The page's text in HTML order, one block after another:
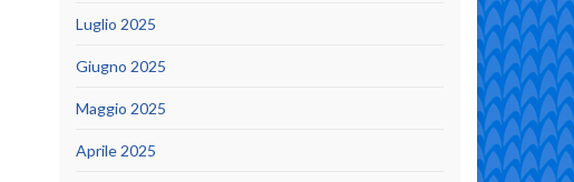
Luglio 2025
Giugno 2025
Maggio 2025
Aprile 2025